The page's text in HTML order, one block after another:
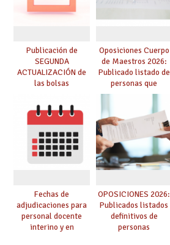
Publicación de
SEGUNDA
ACTUALIZACIÓN de
las bolsas
Cuerpo de Maestros
de especialidades
convocadas a
oposición
Oposiciones Cuerpo
de Maestros 2026:
Publicado listado de
personas que
adquieren nueva
especialidad
Fechas de
adjudicaciones para
personal docente
interino y en
OPOSICIONES 2026:
Publicados listados
definitivos de
personas